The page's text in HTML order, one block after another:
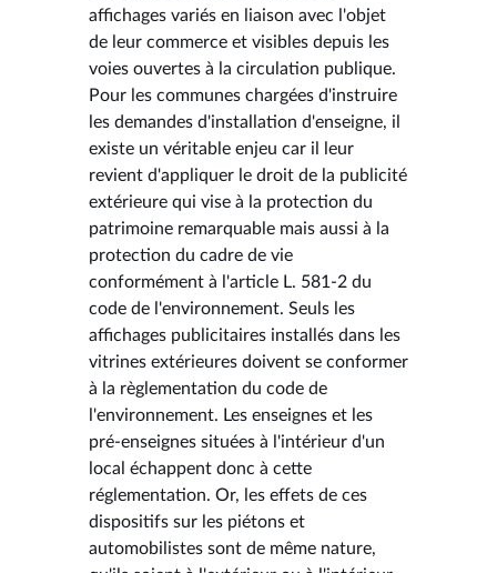
affichages variés en liaison avec l'objet
de leur commerce et visibles depuis les
voies ouvertes à la circulation publique.
Pour les communes chargées d'instruire
les demandes d'installation d'enseigne, il
existe un véritable enjeu car il leur
revient d'appliquer le droit de la publicité
extérieure qui vise à la protection du
patrimoine remarquable mais aussi à la
protection du cadre de vie
conformément à l'article L. 581-2 du
code de l'environnement. Seuls les
affichages publicitaires installés dans les
vitrines extérieures doivent se conformer
à la règlementation du code de
l'environnement. Les enseignes et les
pré-enseignes situées à l'intérieur d'un
local échappent donc à cette
réglementation. Or, les effets de ces
dispositifs sur les piétons et
automobilistes sont de même nature,